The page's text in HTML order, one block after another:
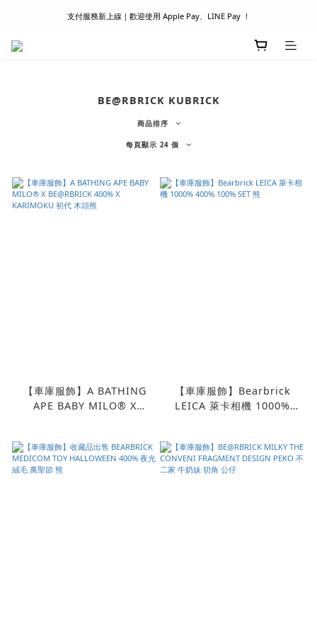
滿 1500 超商取貨免運 │ WORLDWIDE SHIPPING
支付服務新上線｜歡迎使用 Apple Pay、LINE Pay ！
BE@RBRICK KUBRICK
商品排序
每頁顯示 24 個
【車庫服飾】A BATHING
APE BABY MILO® X
【車庫服飾】Bearbrick
LEICA 萊卡相機 1000%